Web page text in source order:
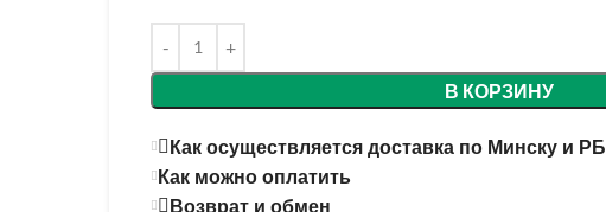
В КОРЗИНУ
Как осуществляется доставка по Минску и РБ
Как можно оплатить
Возврат и обмен